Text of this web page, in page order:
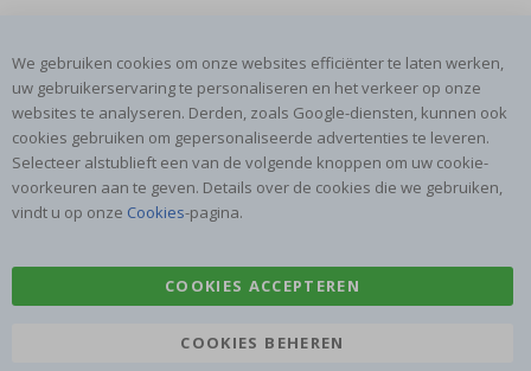
We gebruiken cookies om onze websites efficiënter te laten werken,
uw gebruikerservaring te personaliseren en het verkeer op onze
websites te analyseren. Derden, zoals Google-diensten, kunnen ook
cookies gebruiken om gepersonaliseerde advertenties te leveren.
Selecteer alstublieft een van de volgende knoppen om uw cookie-
voorkeuren aan te geven. Details over de cookies die we gebruiken,
vindt u op onze Cookies-pagina.
COOKIES ACCEPTEREN
COOKIES BEHEREN